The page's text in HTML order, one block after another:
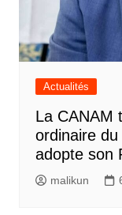
Actualités
La CANAM
ordinaire du
adopte son
malikun